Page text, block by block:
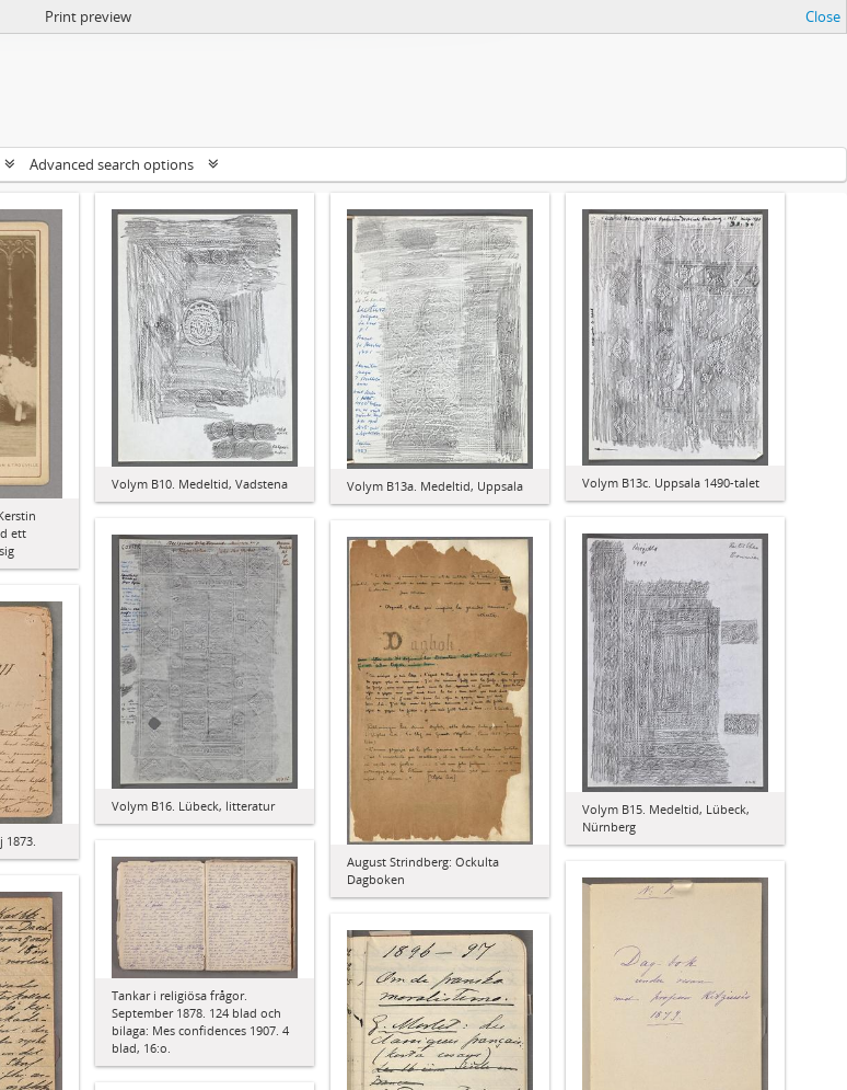
Print preview Close
Advanced search options
ett
Volym B10. Medeltid, Vadstena Volym B13a. Medeltid, Uppsala Volym B13c. Uppsala 1490-talet
Volym B15. Medeltid, Lübeck,
Nürnberg
Volym B16. Lübeck, litteratur
August Strindberg: Ockulta
Dagboken
1873.
Tankar i religiösa frågor.
September 1878. 124 blad och
bilaga: Mes confidences 1907. 4
blad, 16:o.